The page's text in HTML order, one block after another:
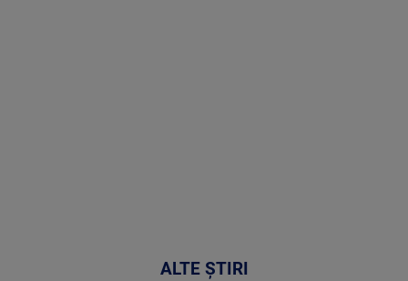
ALTE ȘTIRI